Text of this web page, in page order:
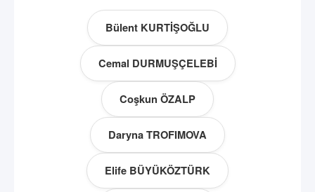
Bülent KURTİŞOĞLU
Cemal DURMUŞÇELEBİ
Coşkun ÖZALP
Daryna TROFIMOVA
Elife BÜYÜKÖZTÜRK